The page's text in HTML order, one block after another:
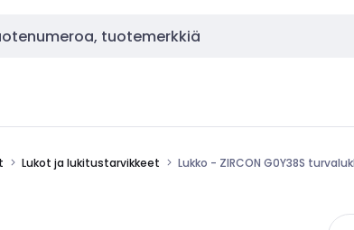
Lukot ja lukitustarvikkeet Lukko - ZIRCON G0Y38S